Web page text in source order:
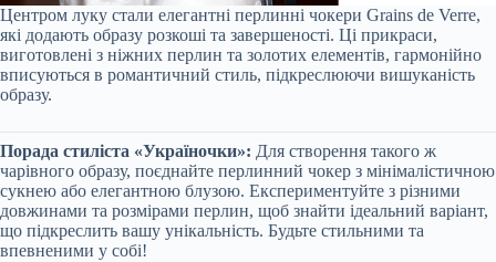
Центром луку стали елегантні перлинні чокери Grains de Verre,
які додають образу розкоші та завершеності. Ці прикраси,
виготовлені з ніжних перлин та золотих елементів, гармонійно
вписуються в романтичний стиль, підкреслюючи вишуканість
образу.
Порада стиліста «Україночки»: Для створення такого ж
чарівного образу, поєднайте перлинний чокер з мінімалістичною
сукнею або елегантною блузою. Експериментуйте з різними
довжинами та розмірами перлин, щоб знайти ідеальний варіант,
що підкреслить вашу унікальність. Будьте стильними та
впевненими у собі!